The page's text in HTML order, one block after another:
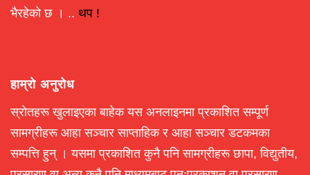
भैरहेको छ । .. थप !
हाम्रो अनुरोध
स्रोतहरू खुलाइएका बाहेक यस अनलाइनमा प्रकाशित सम्पूर्ण
सामग्रीहरू आहा सञ्चार साप्ताहिक र आहा सञ्चार डटकमका
सम्पत्ति हुन् । यसमा प्रकाशित कुनै पनि सामग्रीहरू छापा, विद्युतीय,